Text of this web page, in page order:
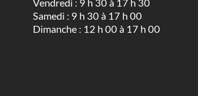
Vendredi : 9 h 30 à 17 h 30
Samedi : 9 h 30 à 17 h 00
Dimanche : 12 h 00 à 17 h 00